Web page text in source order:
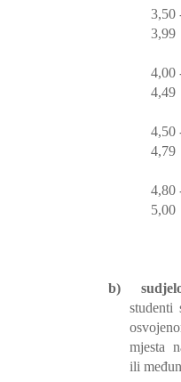
3,50
4,00
4,50
4,80
b)
mjesta
ili